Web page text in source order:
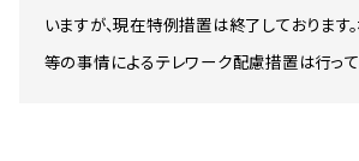
いますが、現在特例措置は終了しております
等の事情によるテレワーク配慮措置は行って